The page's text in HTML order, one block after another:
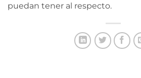
puedan tener al respecto.